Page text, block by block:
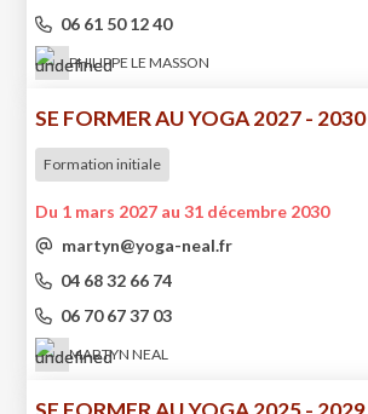
06 61 50 12 40
PHILIPPE LE MASSON
SE FORMER AU YOGA 2027 - 2030
Formation initiale
Du 1 mars 2027 au 31 décembre 2030
martyn@yoga-neal.fr
04 68 32 66 74
06 70 67 37 03
MARTYN NEAL